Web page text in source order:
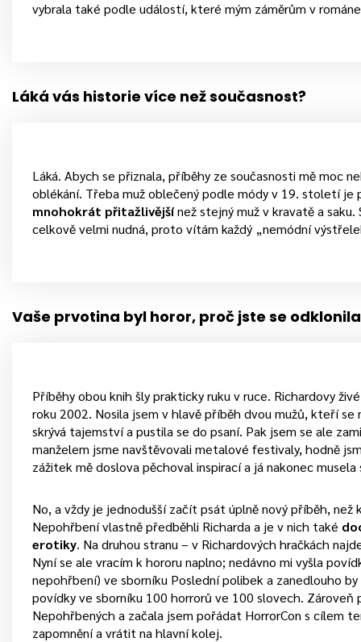
vybrala také podle událostí, které mým záměrům v
Láká vás historie více než současnost?
Láká. Abych se přiznala, příběhy ze současnosti mě moc
oblékání. Třeba muž oblečený podle módy v 19. století je
mnohokrát přitažlivějšínež stejný muž v kravatě a saku.
celkově velmi nudná, proto vítám každý „nemódní
Vaše prvotina byl horor, proč jste se
Příběhy obou knih šly prakticky ruku v ruce. Richardovy
roku 2002. Nosila jsem v hlavě příběh dvou mužů, kteří se
skrývá tajemství a pustila se do psaní. Pak jsem se ale
manželem jsme navštěvovali metalové festivaly, hodně
zážitek mě doslova pěchoval inspirací a já nakonec
No, a vždy je jednodušší začít psát úplně nový příběh,
Nepohřbení vlastně předběhli Richarda a je v nich také
erotiky. Na druhou stranu – v Richardových hračkách
Nyní se ale vracím k hororu naplno; nedávno mi vyšla
nepohřbení) ve sborníku Poslední polibek a zanedlouho
povídky ve sborníku 100 horrorů ve 100 slovech. Zároveň
Nepohřbených a začala jsem pořádat HorrorCon s cílem
zapomnění a vrátit na hlavní kolej.